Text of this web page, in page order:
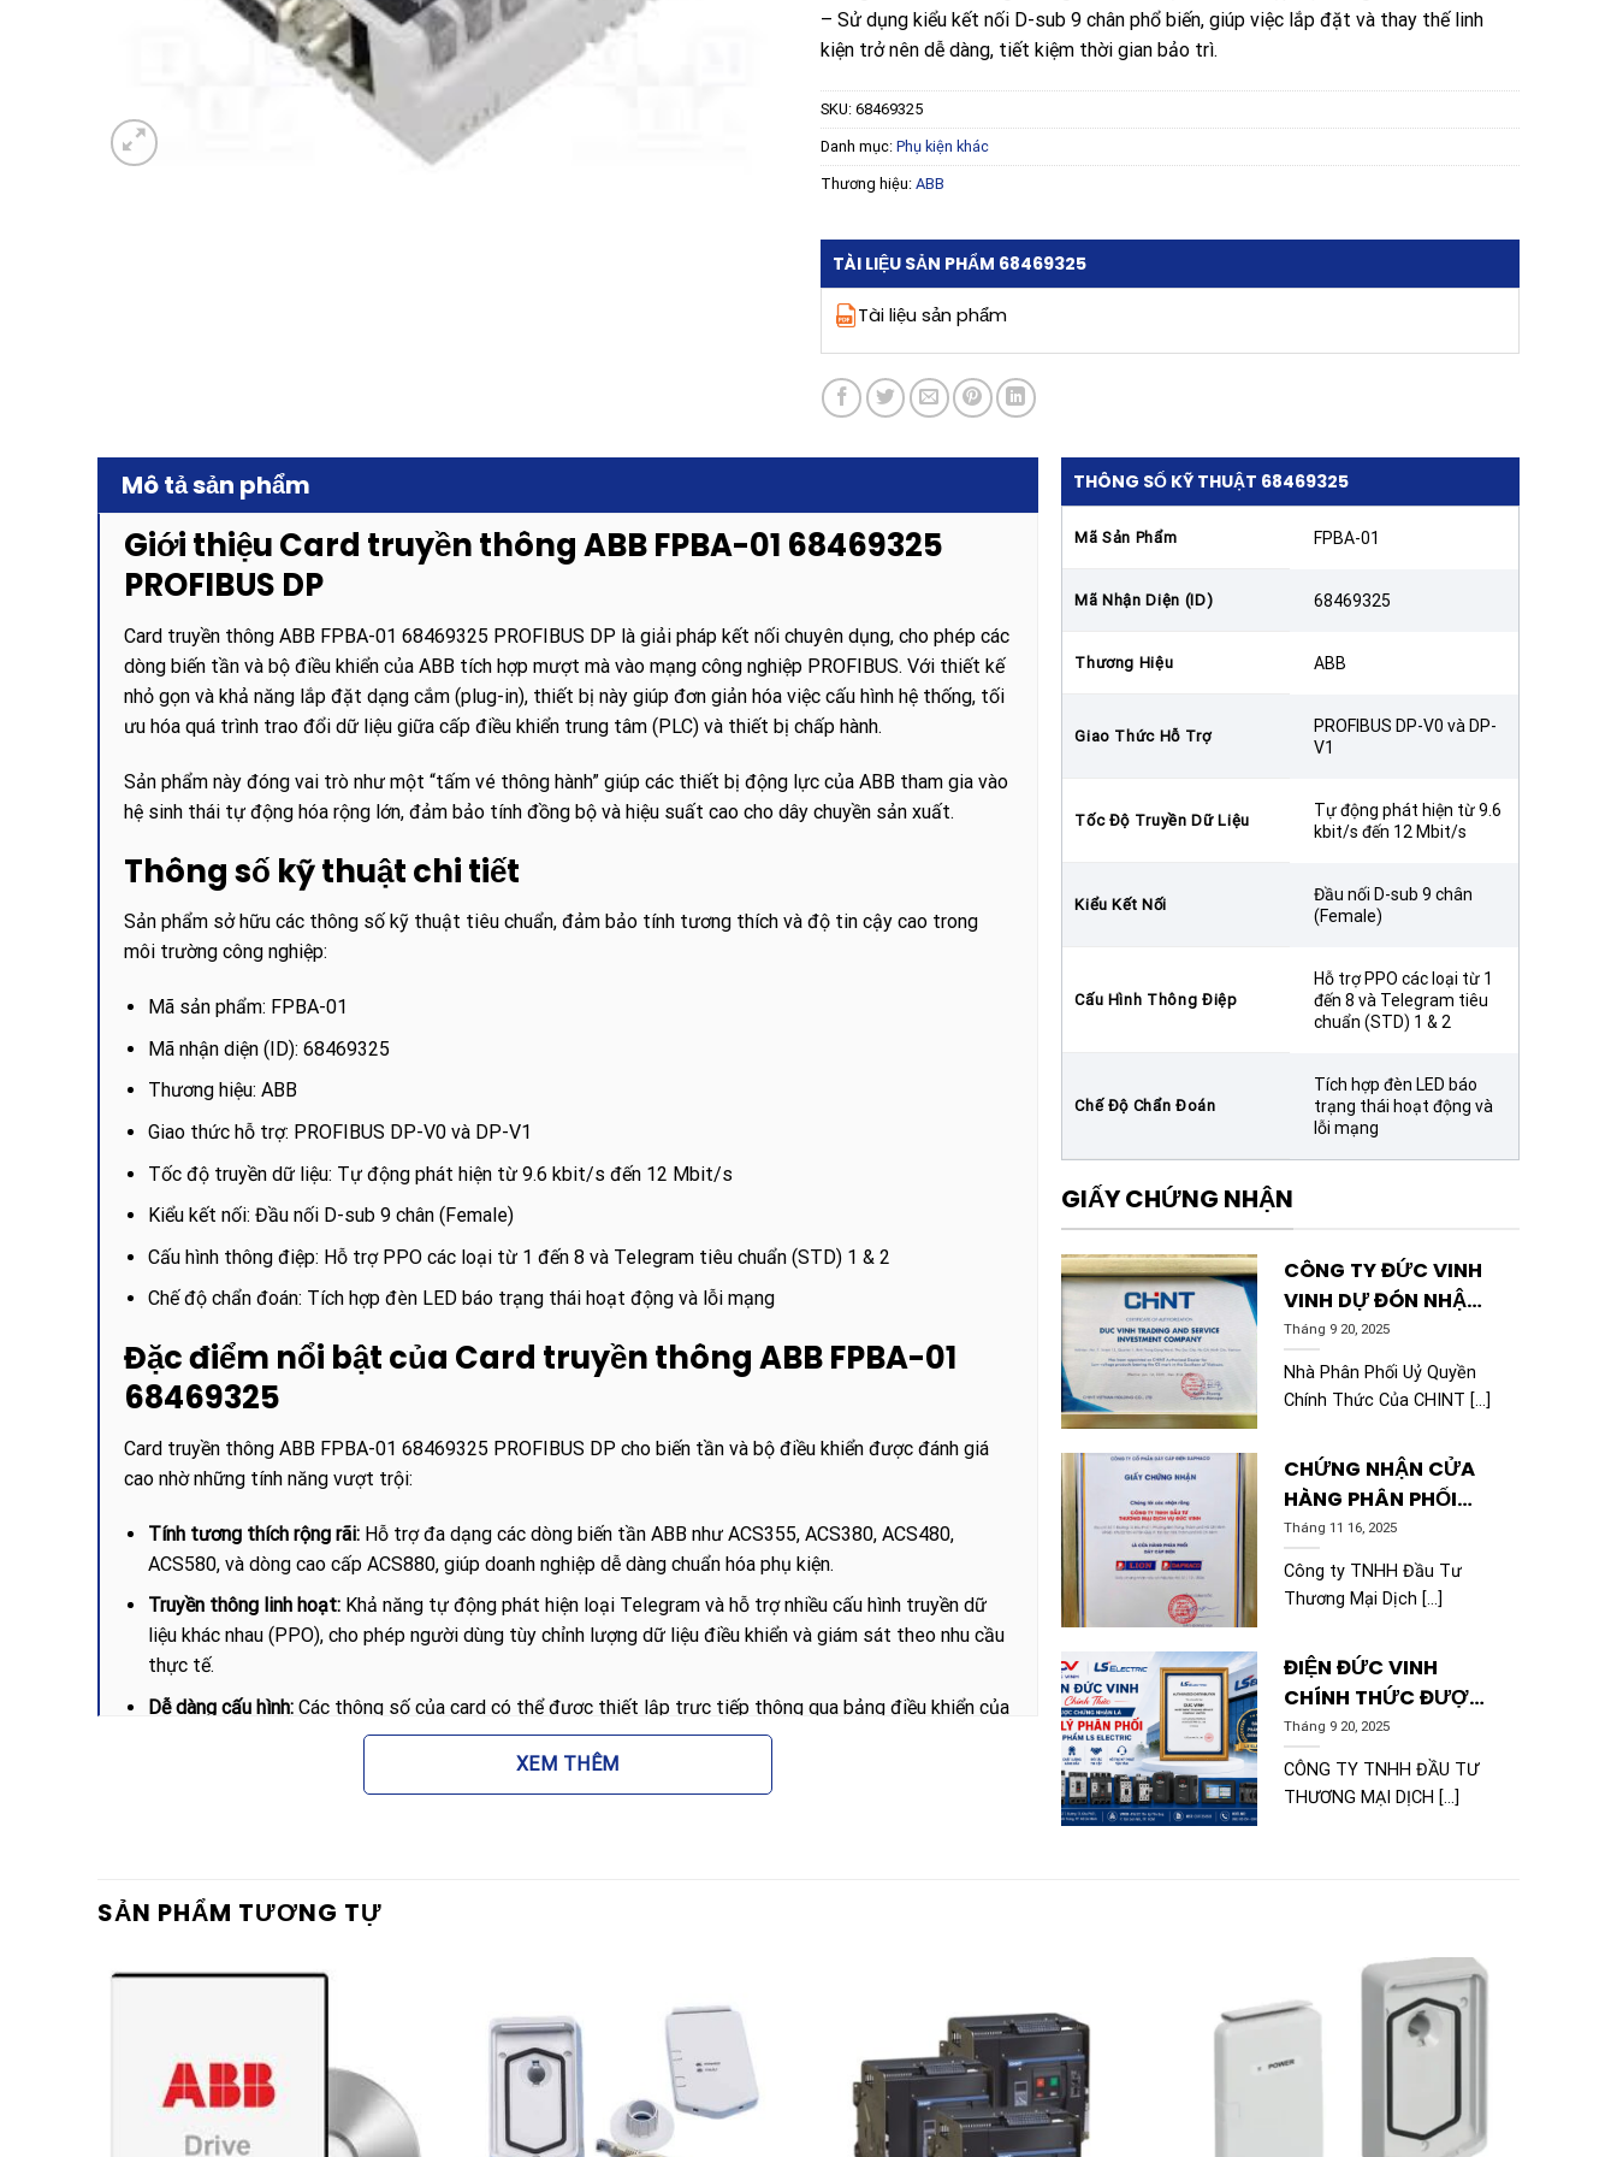
– Sử dụng kiểu kết nối D-sub 9 chân phổ biến, giúp việc lắp đặt và thay thế linh
kiện trở nên dễ dàng, tiết kiệm thời gian bảo trì.
SKU: 68469325
Danh mục: Phụ kiện khác
Thương hiệu: ABB
TÀI LIỆU SẢN PHẨM 68469325
Tài liệu sản phẩm
Mô tả sản phẩm
Giới thiệu Card truyền thông ABB FPBA-01 68469325
PROFIBUS DP
Card truyền thông ABB FPBA-01 68469325 PROFIBUS DP là giải pháp kết nối chuyên dụng, cho phép các
dòng biến tần và bộ điều khiển của ABB tích hợp mượt mà vào mạng công nghiệp PROFIBUS. Với thiết kế
nhỏ gọn và khả năng lắp đặt dạng cắm (plug-in), thiết bị này giúp đơn giản hóa việc cấu hình hệ thống, tối
ưu hóa quá trình trao đổi dữ liệu giữa cấp điều khiển trung tâm (PLC) và thiết bị chấp hành.
Sản phẩm này đóng vai trò như một “tấm vé thông hành” giúp các thiết bị động lực của ABB tham gia vào
hệ sinh thái tự động hóa rộng lớn, đảm bảo tính đồng bộ và hiệu suất cao cho dây chuyền sản xuất.
Thông số kỹ thuật chi tiết
Sản phẩm sở hữu các thông số kỹ thuật tiêu chuẩn, đảm bảo tính tương thích và độ tin cậy cao trong
môi trường công nghiệp:
Mã sản phẩm: FPBA-01
Mã nhận diện (ID): 68469325
Thương hiệu: ABB
Giao thức hỗ trợ: PROFIBUS DP-V0 và DP-V1
Tốc độ truyền dữ liệu: Tự động phát hiện từ 9.6 kbit/s đến 12 Mbit/s
Kiểu kết nối: Đầu nối D-sub 9 chân (Female)
Cấu hình thông điệp: Hỗ trợ PPO các loại từ 1 đến 8 và Telegram tiêu chuẩn (STD) 1 & 2
Chế độ chẩn đoán: Tích hợp đèn LED báo trạng thái hoạt động và lỗi mạng
Đặc điểm nổi bật của Card truyền thông ABB FPBA-01
68469325
Card truyền thông ABB FPBA-01 68469325 PROFIBUS DP cho biến tần và bộ điều khiển được đánh giá
cao nhờ những tính năng vượt trội:
Tính tương thích rộng rãi: Hỗ trợ đa dạng các dòng biến tần ABB như ACS355, ACS380, ACS480,
ACS580, và dòng cao cấp ACS880, giúp doanh nghiệp dễ dàng chuẩn hóa phụ kiện.
Truyền thông linh hoạt: Khả năng tự động phát hiện loại Telegram và hỗ trợ nhiều cấu hình truyền dữ
liệu khác nhau (PPO), cho phép người dùng tùy chỉnh lượng dữ liệu điều khiển và giám sát theo nhu cầu
thực tế.
Dễ dàng cấu hình: Các thông số của card có thể được thiết lập trực tiếp thông qua bảng điều khiển của
biến tần hoặc các công cụ phần mềm PC của ABB, giảm thiểu thời gian cài đặt.
Việc trang bị Card truyền thông ABB FPBA-01 68469325 PROFIBUS DP mang lại nhiều giá trị thiết thực
Thứ nhất, thiết bị giúp giảm đáng kể chi phí đi dây so với phương thức điều khiển truyền thống (Hard-
wired), do mọi tín hiệu lệnh và phản hồi đều được truyền qua một sợi cáp mạng duy nhất. Điều này cũng
giúp việc xử lý sự cố trở nên nhanh chóng hơn nhờ khả năng chẩn đoán lỗi từ xa qua mạng PROFIBUS.
Thứ hai, sản phẩm giúp nâng cao khả năng điều khiển chính xác. Với tốc độ truyền dẫn cao và độ trễ thấp,
các lệnh vận hành từ PLC được thực thi gần như tức thời, giúp tối ưu hóa quy trình sản xuất và nâng cao
XEM THÊM
THÔNG SỐ KỸ THUẬT 68469325
Mã Sản Phẩm FPBA-01
Mã Nhận Diện (ID) 68469325
Thương Hiệu ABB
Giao Thức Hỗ Trợ
PROFIBUS DP-V0 và DP-
V1
Tốc Độ Truyền Dữ Liệu
Tự động phát hiện từ 9.6
kbit/s đến 12 Mbit/s
Kiểu Kết Nối
Đầu nối D-sub 9 chân
(Female)
Cấu Hình Thông Điệp
Hỗ trợ PPO các loại từ 1
đến 8 và Telegram tiêu
chuẩn (STD) 1 & 2
Chế Độ Chẩn Đoán
Tích hợp đèn LED báo
trạng thái hoạt động và
lỗi mạng
GIẤY CHỨNG NHẬN
CÔNG TY ĐỨC VINH
VINH DỰ ĐÓN NHẬN
CHỨNG NHẬN CHINT
Tháng 9 20, 2025
Nhà Phân Phối Uỷ Quyền
Chính Thức Của CHINT [...]
CHỨNG NHẬN CỬA
HÀNG PHÂN PHỐI
DÂY CÁP ĐIỆN
DAPHACO CHÍNH
HÃNG
Tháng 11 16, 2025
Công ty TNHH Đầu Tư
Thương Mại Dịch [...]
ĐIỆN ĐỨC VINH
CHÍNH THỨC ĐƯỢC
CHỨNG NHẬN LÀ ĐẠI
LÝ PHÂN PHỐI SẢN
PHẨM LS ELECTRIC
Tháng 9 20, 2025
CÔNG TY TNHH ĐẦU TƯ
THƯƠNG MẠI DỊCH [...]
SẢN PHẨM TƯƠNG TỰ